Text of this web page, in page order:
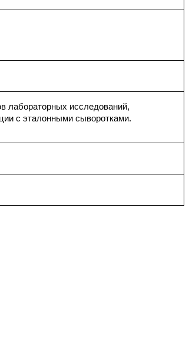
лабораторных исследований,
с эталонными сыворотками.